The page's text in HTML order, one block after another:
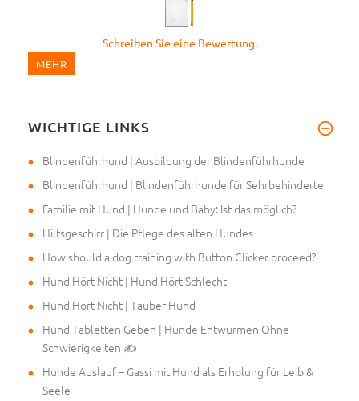
Schreiben Sie eine Bewertung.
MEHR
WICHTIGE LINKS
Blindenführhund | Ausbildung der Blindenführhunde
Blindenführhund | Blindenführhunde für Sehrbehinderte
Familie mit Hund | Hunde und Baby: Ist das möglich?
Hilfsgeschirr | Die Pflege des alten Hundes
How should a dog training with Button Clicker proceed?
Hund Hört Nicht | Hund Hört Schlecht
Hund Hört Nicht | Tauber Hund
Hund Tabletten Geben | Hunde Entwurmen Ohne
Schwierigkeiten ✍
Hunde Auslauf – Gassi mit Hund als Erholung für Leib &
Seele